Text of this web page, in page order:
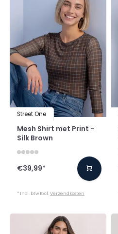
Street One
Mesh Shirt met Print -
Silk Brown
€39,99*
* Incl. btw Excl.Verzendkosten